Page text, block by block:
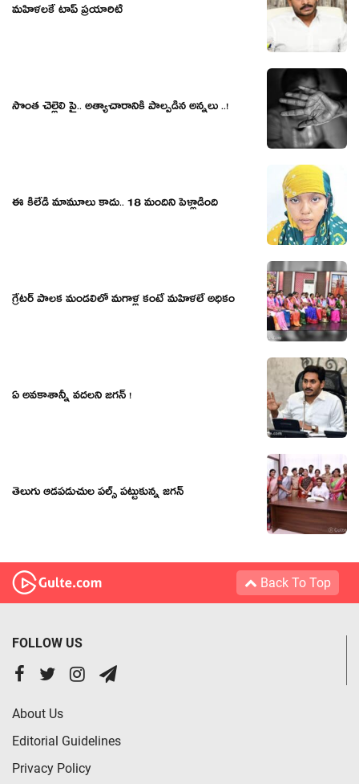
మహిళలకే టాప్ ప్రయారిటి
సొంత చెల్లెలి పై.. అత్యాచారానికి పాల్పడిన అన్నలు ..!
ఈ కిలేడీ మామూలు కాదు.. 18 మందిని పెళ్లాడింది
గ్రేటర్ పాలక మండలిలో మగాళ్ల కంటే మహిళలే అధికం
ఏ అవకాశాన్నీ వదలని జగన్ !
తెలుగు ఆడపడుచుల పల్స్ పట్టుకున్న జగన్
Back To Top
FOLLOW US
About Us
Editorial Guidelines
Privacy Policy